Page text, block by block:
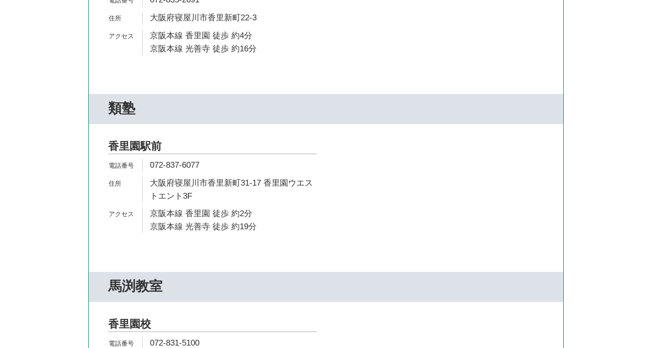
大阪府寝屋川市香里新町22-3
京阪本線 香里園 徒歩 約4分
京阪本線 光善寺 徒歩 約16分
類塾
香里園駅前
072-837-6077
大阪府寝屋川市香里新町31-17 香里園ウエス
トエント3F
京阪本線 香里園 徒歩 約2分
京阪本線 光善寺 徒歩 約19分
馬渕教室
香里園校
072-831-5100